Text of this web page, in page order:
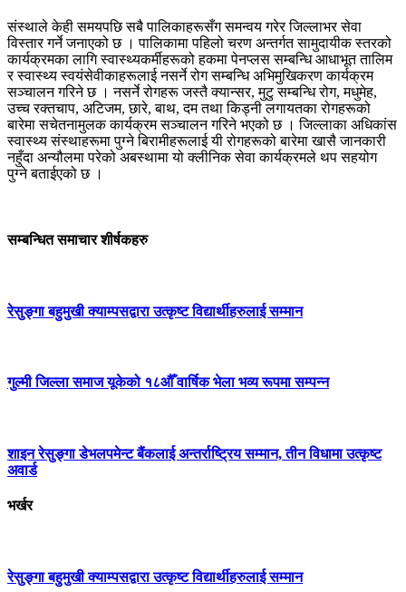
संस्थाले केही समयपछि सबै पालिकाहरूसँग समन्वय गरेर जिल्लाभर सेवा
विस्तार गर्ने जनाएको छ । पालिकामा पहिलो चरण अन्तर्गत सामुदायीक स्तरको
कार्यक्रमका लागि स्वास्थ्यकर्मीहरूको हकमा पेनप्लस सम्बन्धि आधाभूत तालिम
र स्वास्थ्य स्वयंसेवीकाहरूलाई नसर्ने रोग सम्बन्धि अभिमुखिकरण कार्यक्रम
सञ्चालन गरिने छ । नसर्ने रोगहरू जस्तै क्यान्सर, मुटु सम्बन्धि रोग, मधुमेह,
उच्च रक्तचाप, अटिजम, छारे, बाथ, दम तथा किड्नी लगायतका रोगहरूको
बारेमा सचेतनामुलक कार्यक्रम सञ्चालन गरिने भएको छ । जिल्लाका अधिकांस
स्वास्थ्य संस्थाहरूमा पुग्ने बिरामीहरूलाई यी रोगहरूको बारेमा खासै जानकारी
नहुँदा अन्यौलमा परेको अबस्थामा यो क्लीनिक सेवा कार्यक्रमले थप सहयोग
पुग्ने बताईएको छ ।
सम्बन्धित समाचार शीर्षकहरु
रेसुङ्गा बहुमुखी क्याम्पसद्वारा उत्कृष्ट विद्यार्थीहरुलाई सम्मान
गुल्मी जिल्ला समाज यूकेको १८औँ वार्षिक भेला भव्य रूपमा सम्पन्न
शाइन रेसुङ्गा डेभलपमेन्ट बैंकलाई अन्तर्राष्ट्रिय सम्मान, तीन विधामा उत्कृष्ट
अवार्ड
भर्खर
रेसुङ्गा बहुमुखी क्याम्पसद्वारा उत्कृष्ट विद्यार्थीहरुलाई सम्मान